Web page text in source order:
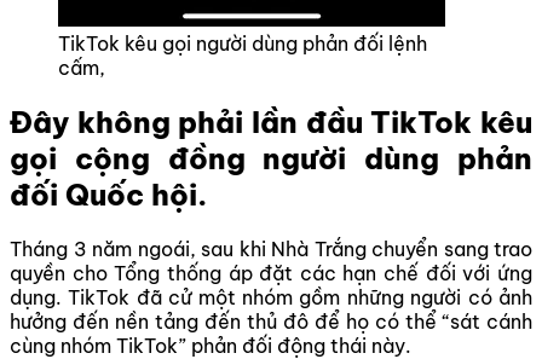
TikTok kêu gọi người dùng phản đối lệnh
cấm,
Đây không phải lần đầu TikTok kêu
gọi cộng đồng người dùng phản
đối Quốc hội.
Tháng 3 năm ngoái, sau khi Nhà Trắng chuyển sang trao
quyền cho Tổng thống áp đặt các hạn chế đối với ứng
dụng. TikTok đã cử một nhóm gồm những người có ảnh
hưởng đến nền tảng đến thủ đô để họ có thể “sát cánh
cùng nhóm TikTok” phản đối động thái này.